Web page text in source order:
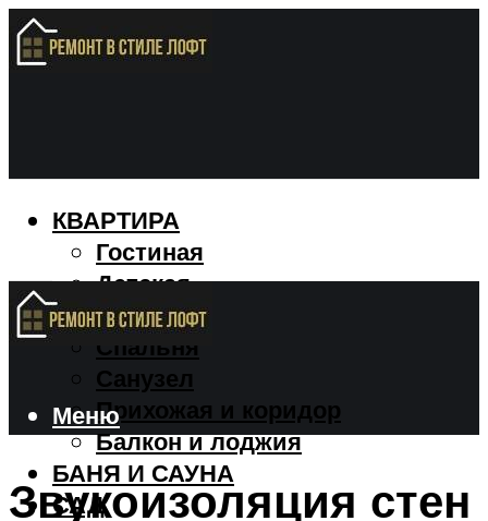
КВАРТИРА
Гостиная
Детская
Кухня
Спальня
Санузел
Прихожая и коридор
Балкон и лоджия
БАНЯ И САУНА
САД
Меню
Звукоизоляция стен